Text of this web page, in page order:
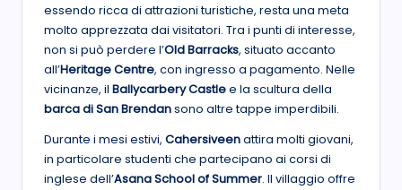
essendo ricca di attrazioni turistiche, resta una meta
molto apprezzata dai visitatori. Tra i punti di interesse,
non si può perdere l’Old Barracks, situato accanto
all’Heritage Centre, con ingresso a pagamento. Nelle
vicinanze, il Ballycarbery Castlee la scultura della
barca di San Brendansono altre tappe imperdibili.
Durante i mesi estivi, Cahersiveenattira molti giovani,
in particolare studenti che partecipano ai corsi di
inglese dell’Asana School of Summer. Il villaggio offre